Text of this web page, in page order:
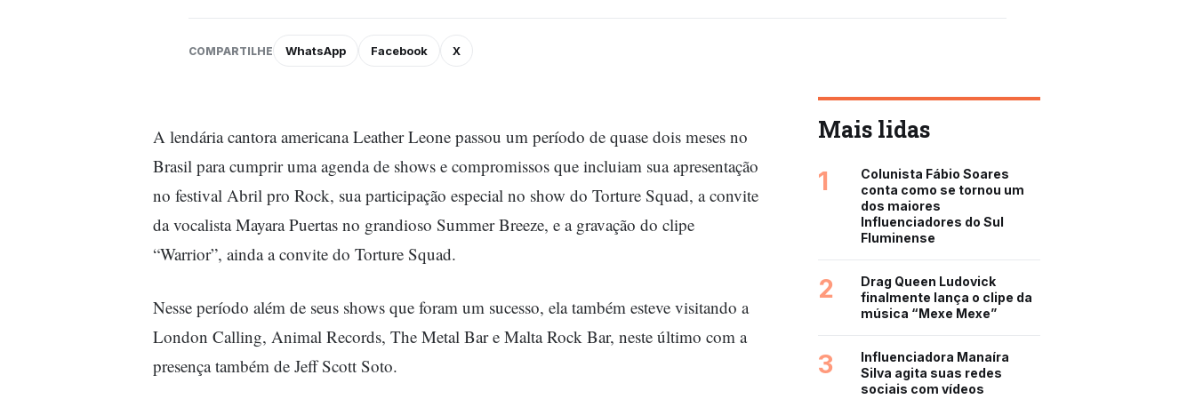
COMPARTILHE WhatsApp Facebook X
A lendária cantora americana Leather Leone passou um período de quase dois meses no
Brasil para cumprir uma agenda de shows e compromissos que incluiam sua apresentação
no festival Abril pro Rock, sua participação especial no show do Torture Squad, a convite
da vocalista Mayara Puertas no grandioso Summer Breeze, e a gravação do clipe
“Warrior”, ainda a convite do Torture Squad.
Nesse período além de seus shows que foram um sucesso, ela também esteve visitando a
London Calling, Animal Records, The Metal Bar e Malta Rock Bar, neste último com a
presença também de Jeff Scott Soto.
Mais lidas
1
Colunista Fábio Soares
conta como se tornou um
dos maiores
Influenciadores do Sul
Fluminense
2
Drag Queen Ludovick
finalmente lança o clipe da
música “Mexe Mexe”
3
Influenciadora Manaíra
Silva agita suas redes
sociais com vídeos